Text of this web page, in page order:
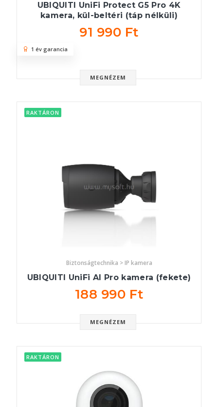
UBIQUITI UniFi Protect G5 Pro 4K
kamera, kül-beltéri (táp nélküli)
91 990 Ft
MEGNÉZEM
1 év garancia
RAKTÁRON
Biztonságtechnika > IP kamera
UBIQUITI UniFi AI Pro kamera (fekete)
188 990 Ft
MEGNÉZEM
RAKTÁRON